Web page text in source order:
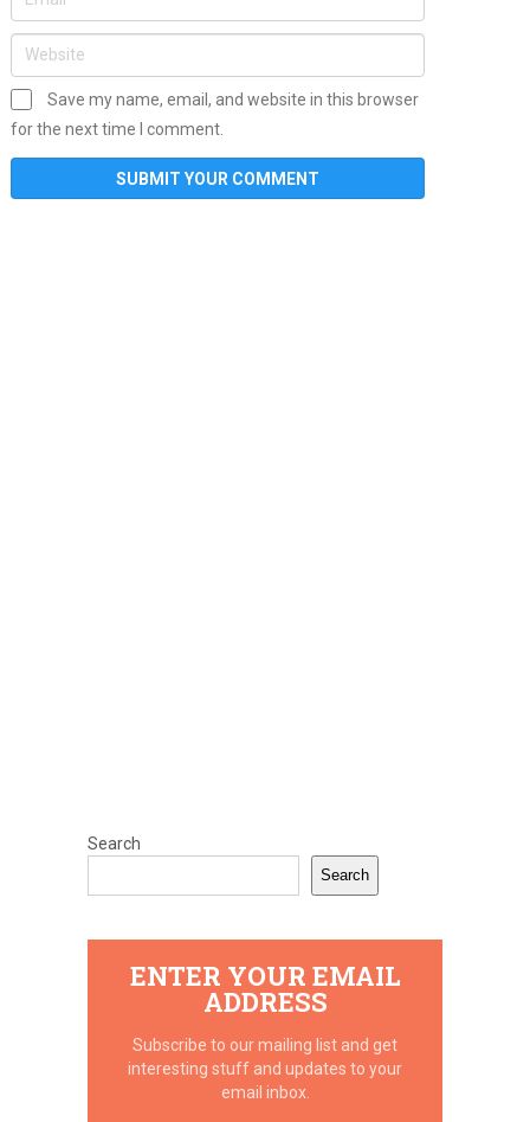
Save my name, email, and website in this browser
for the next time I comment.
Search
Search
ENTER YOUR EMAIL
ADDRESS
Subscribe to our mailing list and get
interesting stuff and updates to your
email inbox.